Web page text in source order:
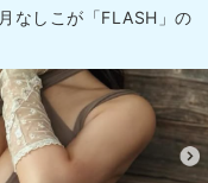
なしこが「FLASH」の